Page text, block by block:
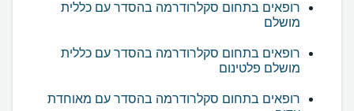
רופאים בתחום סקלרודרמה בהסדר עם כללית
מושלם
רופאים בתחום סקלרודרמה בהסדר עם כללית
מושלם פלטינום
רופאים בתחום סקלרודרמה בהסדר עם מאוחדת